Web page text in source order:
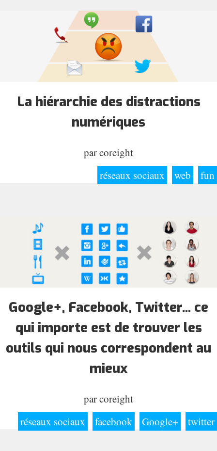
La hiérarchie des distractions
numériques
parcoreight
réseaux sociaux
web fun
Google+, Facebook, Twitter... ce
qui importe est de trouver les
outils qui nous correspondent au
mieux
parcoreight
réseaux sociaux
facebook Google+ twitter